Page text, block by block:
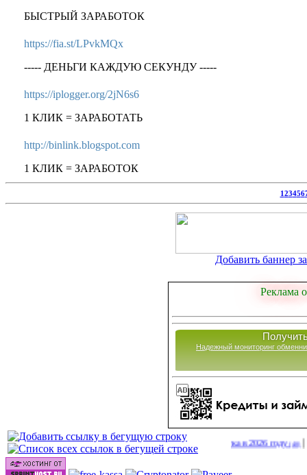
БЫСТРЫЙ ЗАРАБОТОК
https://fia.st/LPvkMQx
----- ДЕНЬГИ КАЖДУЮ СЕКУНДУ -----
https://iplogger.org/2jN6s6
1 КЛИК = ЗАРАБОТАТЬ
http://binlink.blogspot.com
1 КЛИК = ЗАРАБОТОК
123456
Добавить баннер
Реклама
Надежный мониторинг
Сайты для заработка в 2026 году(40) |http://